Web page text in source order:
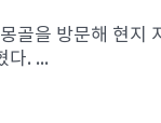
골을 방문해 현지
다. ...